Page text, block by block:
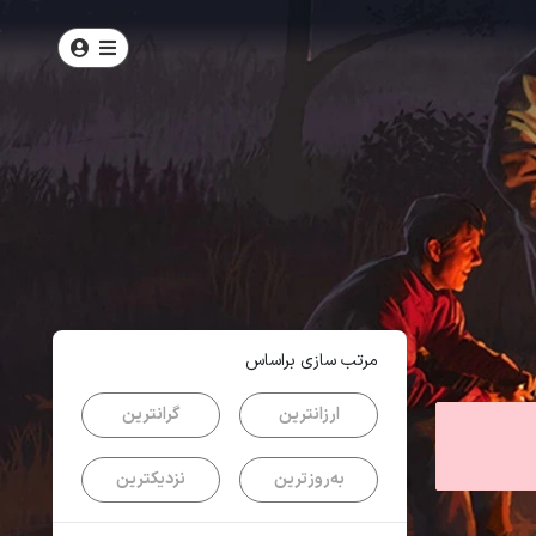
مرتب سازی براساس
ارزانترین گرانترین
به‌روزترین نزدیکترین